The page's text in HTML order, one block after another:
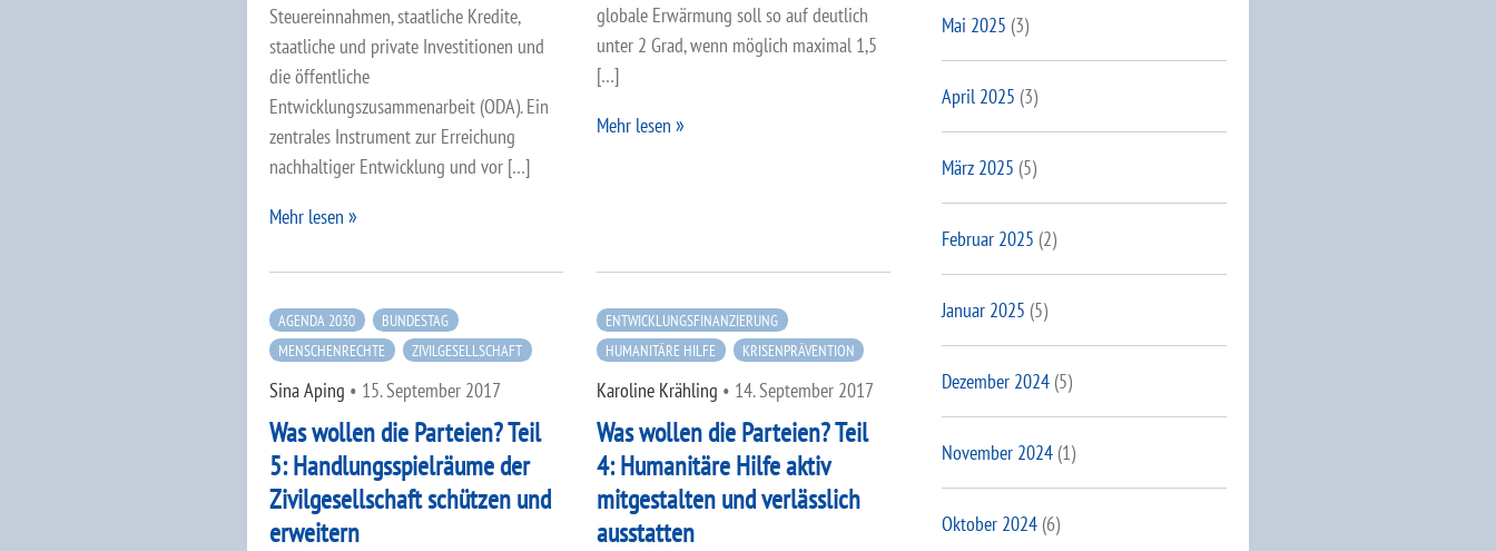
Steuereinnahmen, staatliche Kredite,
staatliche und private Investitionen und
die öffentliche
Entwicklungszusammenarbeit (ODA). Ein
zentrales Instrument zur Erreichung
nachhaltiger Entwicklung und vor […]
Mehr lesen
globale Erwärmung soll so auf deutlich
unter 2 Grad, wenn möglich maximal 1,5
[…]
Mehr lesen
AGENDA 2030
BUNDESTAG
MENSCHENRECHTE
ZIVILGESELLSCHAFT
Sina Aping • 15. September 2017
Was wollen die Parteien? Teil
5: Handlungsspielräume der
Zivilgesellschaft schützen und
erweitern
ENTWICKLUNGSFINANZIERUNG
HUMANITÄRE HILFE
KRISENPRÄVENTION
Karoline Krähling • 14. September 2017
Was wollen die Parteien? Teil
4: Humanitäre Hilfe aktiv
mitgestalten und verlässlich
ausstatten
Mai 2025 (3)
April 2025 (3)
März 2025 (5)
Februar 2025 (2)
Januar 2025 (5)
Dezember 2024(5)
November 2024(1)
Oktober 2024(6)